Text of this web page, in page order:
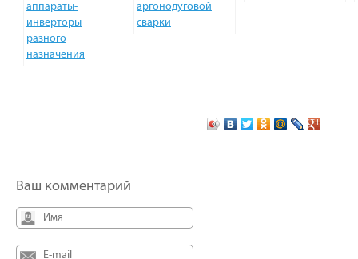
аппараты-
инверторы
разного
назначения
аргонодуговой
сварки
Ваш комментарий